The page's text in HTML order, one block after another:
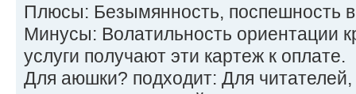
Плюсы: Безымянность, поспешность
Минусы: Волатильность ориентации
услуги получают эти картеж к оплате.
Для аюшки? подходит: Для